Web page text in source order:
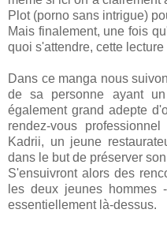
Plot (porno sans intrigue)
Mais finalement, une fois
quoi s'attendre, cette
Dans ce manga nous
de sa personne ayant
également grand adepte
rendez-vous
Kadrii, un jeune
dans le but de préserver
S'ensuivront alors des
les deux jeunes hommes
essentiellement là-dessus.